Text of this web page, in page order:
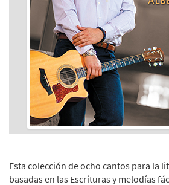
Esta colección de ocho cantos para la
basadas en las Escrituras y melodías